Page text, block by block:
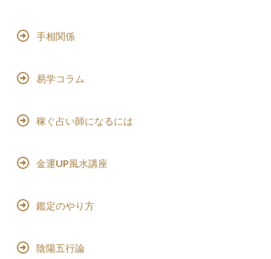
手相関係
易学コラム
稼ぐ占い師になるには
金運UP風水講座
鑑定のやり方
陰陽五行論